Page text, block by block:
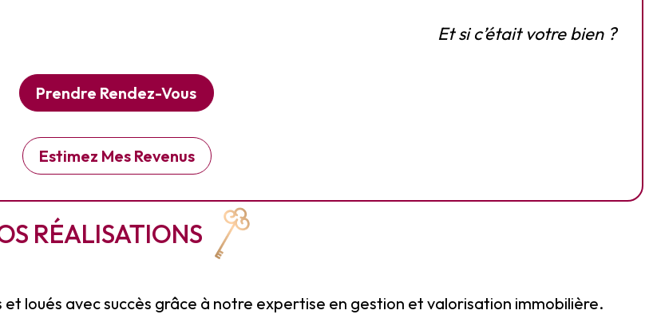
Et si c’était votre bien ?
Prendre Rendez-Vous
Estimez Mes Revenus
RÉALISATIONS
loués avec succès grâce à notre expertise en gestion et valorisation immobilière.